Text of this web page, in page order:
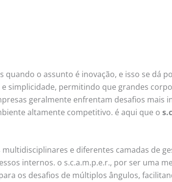
quando o assunto é inovação, e isso se dá
simplicidade, permitindo que grandes
geralmente enfrentam desafios mais
altamente competitivo. é aqui que o
e diferentes camadas de
internos. o s.c.a.m.p.e.r., por ser uma
os desafios de múltiplos ângulos,